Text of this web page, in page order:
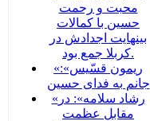
محبت و رحمت
حسین با کمالات
بینهایت اجدادش در
کربلا جمع بود.
«ریمون قسّیس»:
جانم به فدای حسین
«رشاد سلامه»: در
مقابل عظمت